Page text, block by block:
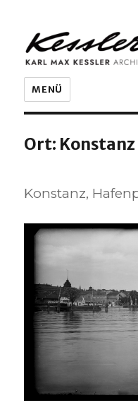
KARL MAX
MENÜ
Ort: Konstanz
Konstanz,